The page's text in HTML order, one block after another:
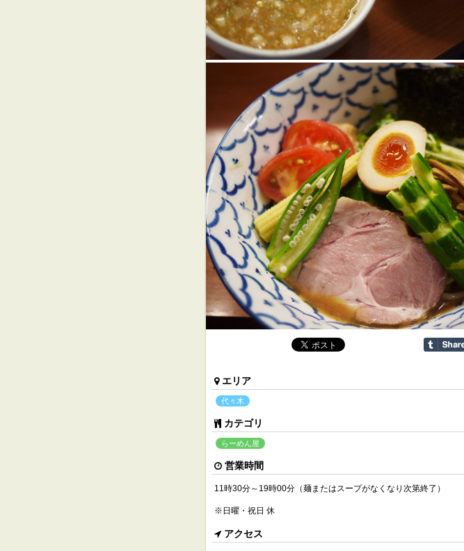
エリア
代々木
カテゴリ
らーめん屋
営業時間
11時30分～19時00分（麺またはスープがなくなり次第終了）
※日曜・祝日 休
アクセス